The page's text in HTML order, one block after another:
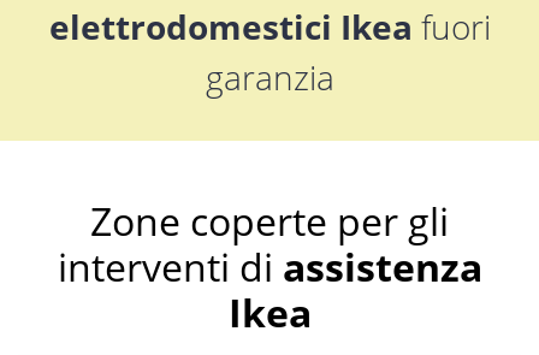
elettrodomestici Ikea fuori
garanzia
Zone coperte per gli
interventi di assistenza
Ikea